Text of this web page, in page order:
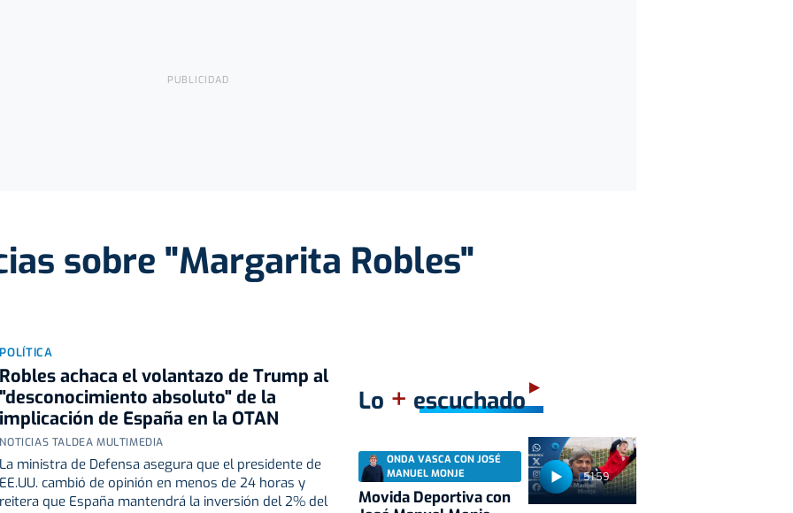
sobre "Margarita Robles"
POLÍTICA
Robles achaca el volantazo de Trump al
"desconocimiento absoluto" de la
implicación de España en la OTAN
NOTICIAS TALDEA MULTIMEDIA
La ministra de Defensa asegura que el presidente de
EE.UU. cambió de opinión en menos de 24 horas y
reitera que España mantendrá la inversión del 2% del
Lo + escuchado
51:59
ONDA VASCA CON JOSÉ
MANUEL MONJE
Movida Deportiva con